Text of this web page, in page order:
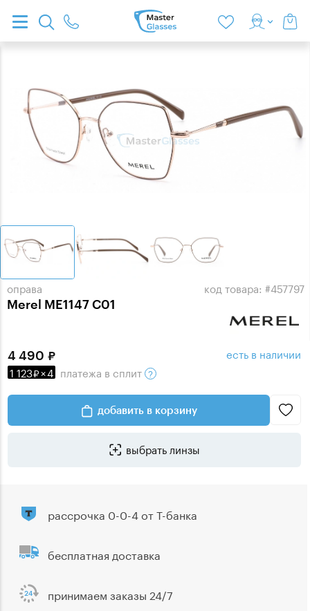
оправа
Merel ME1147 C01
код товара: #457797
4 490
1 123 ×4 платежа в сплит
есть в наличии
добавить в корзину
выбрать линзы
рассрочка 0-0-4 от Т-банка
бесплатная доставка
принимаем заказы 24/7